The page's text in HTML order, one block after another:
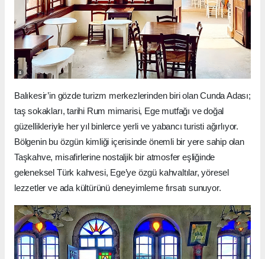
Balıkesir’in gözde turizm merkezlerinden biri olan Cunda Adası;
taş sokakları, tarihi Rum mimarisi, Ege mutfağı ve doğal
güzellikleriyle her yıl binlerce yerli ve yabancı turisti ağırlıyor.
Bölgenin bu özgün kimliği içerisinde önemli bir yere sahip olan
Taşkahve, misafirlerine nostaljik bir atmosfer eşliğinde
geleneksel Türk kahvesi, Ege’ye özgü kahvaltılar, yöresel
lezzetler ve ada kültürünü deneyimleme fırsatı sunuyor.